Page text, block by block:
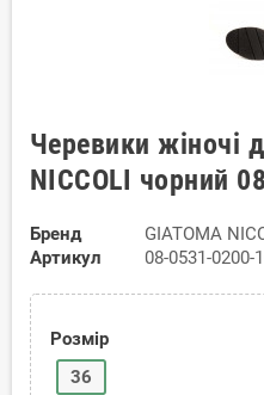
Черевики жіночі
NICCOLI чорний
Бренд
GIATOMA
Артикул
08-0531-0200-
Розмір
36